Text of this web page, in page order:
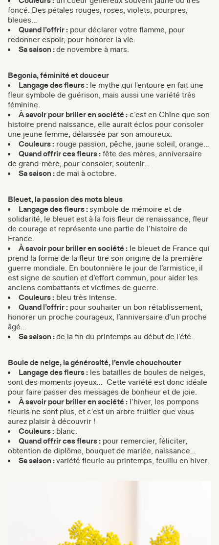
foncé. Des pétales rouges, roses, violets, pourpres,
bleues…
Quand l’offrir : pour déclarer votre flamme, pour
redonner espoir, pour honorer la vie.
Sa saison :de novembre à mars.
Begonia, féminité et douceur
Langage des fleurs : le mythe qui l'entoure en fait une
fleur symbole de guérison, mais aussi une variété très
féminine.
À savoir pour briller en société : c’est en Chine que son
histoire prend naissance, elle aurait éclos pour consoler
une jeune femme, délaissée par son amoureux.
Couleurs : rouge passion, pêche, jaune soleil, orange…
Quand offrir ces fleurs : fête des mères, anniversaire
de grand-mère, pour consoler, soutenir…
Sa saison :de mai à octobre.
Bleuet, la passion des mots bleus
Langage des fleurs :symbole de mémoire et de
solidarité, le bleuet est à la fois fleur de renaissance, fleur
de courage et représente une partie de l’histoire de
France.
À savoir pour briller en société : le bleuet de France qui
prend la forme de la fleur tire son origine de la première
guerre mondiale. En boutonnière le jour de l’armistice, il
est signe de soutien et d’effort commun, pour aider les
anciens combattants et victimes de guerre.
Couleurs : bleu très intense.
Quand l’offrir : pour souhaiter un bon rétablissement,
honorer un proche courageux, l’anniversaire d’un proche
âgé…
Sa saison :de la fin du printemps au début de l’été.
Boule de neige, la générosité, l’envie chouchouter
Langage des fleurs : les batailles de boules de neiges,
sont des moments joyeux… Cette variété est donc idéale
pour faire passer des messages de bonheur et de joie.
À savoir pour briller en société : l’hiver, les pompons
fleuris ne sont plus, et c’est un arbre fruitier que vous
aurez plaisir à découvrir !
Couleurs : blanc.
Quand offrir ces fleurs : pour remercier, féliciter,
obtention de diplôme, bouquet de mariée, naissance…
Sa saison :variété fleurie au printemps, feuillu en hiver.